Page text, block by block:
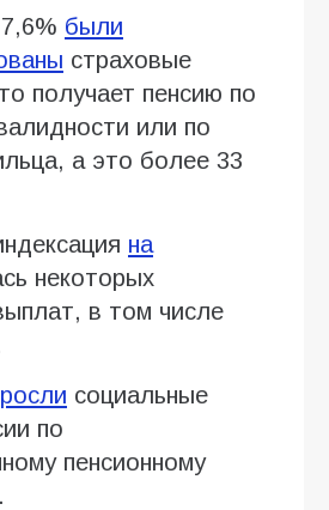
были
страховые
получает пенсию по
или по
а это более 33
на
некоторых
в том числе
социальные
по
пенсионному